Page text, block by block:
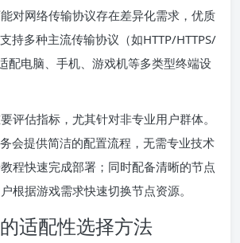
对网络传输协议存在差异化需求，优质
持多种主流传输协议（如HTTP/HTTPS/
配电脑、手机、游戏机等多类型终端设
评估指标，尤其针对非专业用户群体。
会提供简洁的配置流程，无需专业技术
程快速完成部署；同时配备清晰的节点
根据游戏需求快速切换节点资源。
适配性选择方法